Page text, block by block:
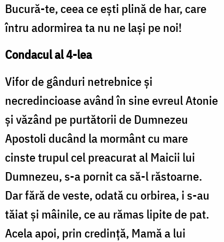
Bucură-te, ceea ce eşti plină de har, care
întru adormirea ta nu ne laşi pe noi!
Condacul al 4-lea
Vifor de gânduri netrebnice şi
necredincioase având în sine evreul Atonie
şi văzând pe purtătorii de Dumnezeu
Apostoli ducând la mormânt cu mare
cinste trupul cel preacurat al Maicii lui
Dumnezeu, s-a pornit ca să-l răstoarne.
Dar fără de veste, odată cu orbirea, i s-au
tăiat şi mâinile, ce au rămas lipite de pat.
Acela apoi, prin credinţă, Mamă a lui